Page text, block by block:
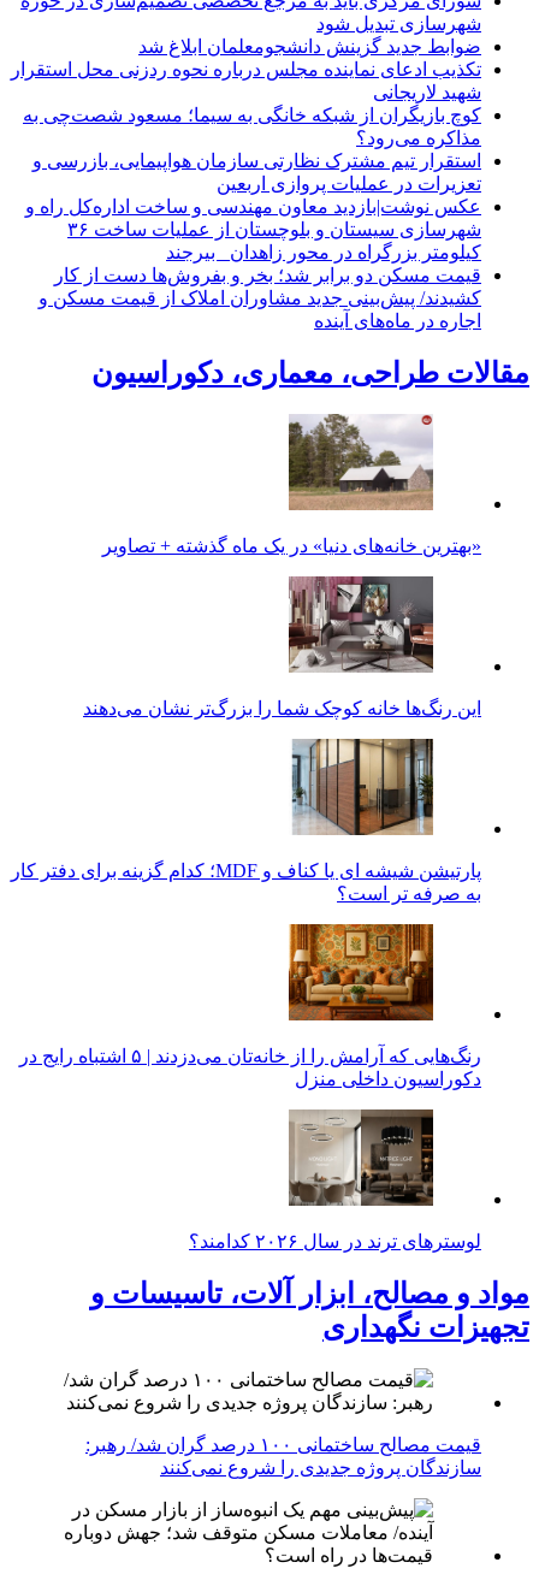
شهرسازی تبدیل شود
ضوابط جدید گزینش دانشجومعلمان ابلاغ شد
تکذیب ادعای نماینده مجلس درباره نحوه ردزنی محل استقرار
شهید لاریجانی
کوچ بازیگران از شبکه خانگی به سیما؛ مسعود شصت‌چی به
مذاکره می‌رود؟
استقرار تیم مشترک نظارتی سازمان هواپیمایی، بازرسی و
تعزیرات در عملیات پروازی اربعین
عکس نوشت|بازدید معاون مهندسی و ساخت اداره‌کل راه و
شهرسازی سیستان و بلوچستان از عملیات ساخت ۳۶
کیلومتر بزرگراه در محور زاهدان_ بیرجند
قیمت مسکن دو برابر شد؛ بخر و بفروش‌ها دست از کار
کشیدند/ پیش‌بینی جدید مشاوران املاک از قیمت مسکن و
اجاره‌ در ماه‌های آینده
مقالات طراحی، معماری، دکوراسیون
«بهترین خانه‌های دنیا» در یک ماه گذشته + تصاویر
این رنگ‌ها خانه کوچک شما را بزرگ‌تر نشان می‌دهند
پارتیشن شیشه ای یا کناف و MDF؛ کدام گزینه برای دفتر کار
به صرفه تر است؟
رنگ‌هایی که آرامش را از خانه‌تان می‌دزدند | ۵ اشتباه رایج در
دکوراسیون داخلی منزل
لوسترهای ترند در سال ۲۰۲۶ کدامند؟
مواد و مصالح، ابزار آلات، تاسیسات و
تجهیزات نگهداری
قیمت مصالح ساختمانی ۱۰۰ درصد گران شد/ رهبر:
سازندگان پروژه جدیدی را شروع نمی‌کنند